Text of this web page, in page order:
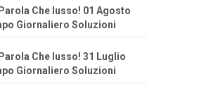
Che lusso! 01 Agosto
Giornaliero Soluzioni
Che lusso! 31 Luglio
Giornaliero Soluzioni